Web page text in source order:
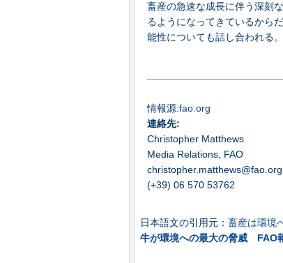
畜産の急速な成長に伴う深刻
るようになってきているから
能性についても話し合われる。
情報源:fao.org
連絡先:
Christopher Matthews
Media Relations, FAO
christopher.matthews@fao.org
(+39) 06 570 53762
日本語文の引用元： 畜産は環境
牛が環境への最大の脅威 FAO